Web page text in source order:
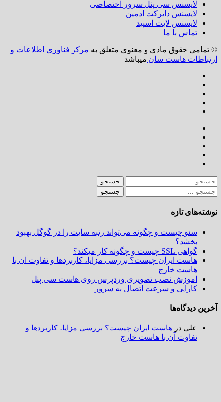
لایسنس سی پنل سرور اختصاصی
لایسنس دایرکت ادمین
لایسنس لایت اسپید
تماس با ما
حقوق مادی و معنوی متعلق بهمرکز فناوری اطلاعات و
هاست سانمیباشد
تازه
سئو چیست و چگونه می‌تواند رتبه سایت را در گوگل بهبود
بخشد؟
گواهی SSL چیست و چگونه کار میکند؟
هاست ایران چیست؟ بررسی مزایا، کاربردها و تفاوت آن با
هاست خارج
اموزش نصب تصویری وردپرس روی هاست سی پنل
کارایی و سرعت اتصال به سرور
دیدگاه‌ها
علیدرهاست ایران چیست؟ بررسی مزایا، کاربردها و
تفاوت آن با هاست خارج